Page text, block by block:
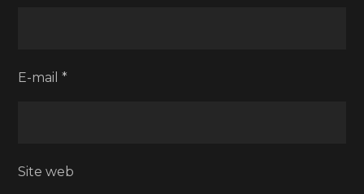
E-mail*
Site web